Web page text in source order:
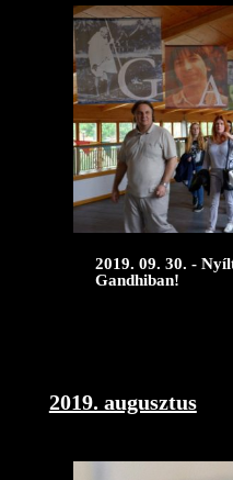
2019. 09. 30. -
Gandhiban!
2019. augusztus